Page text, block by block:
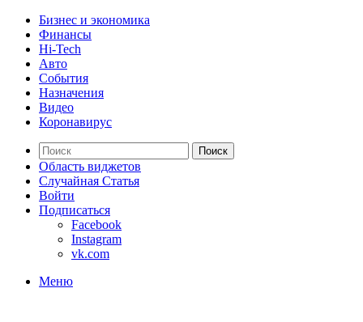
Бизнес и экономика
Финансы
Hi-Tech
Авто
События
Назначения
Видео
Коронавирус
Поиск
Область виджетов
Случайная Статья
Войти
Подписаться
Facebook
Instagram
vk.com
Меню